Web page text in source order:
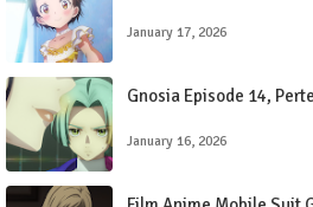
January 17, 2026
Gnosia Episode 14,
January 16, 2026